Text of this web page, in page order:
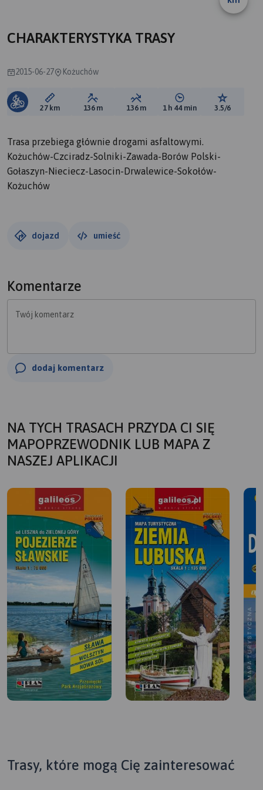
CHARAKTERYSTYKA TRASY
2015-06-27 Kożuchów
Długość trasy:
27 km Suma przewyższeń:
136 m Suma spadków:
136 m Średni czas potrzebny
1 h 44 min Ocena
3.5/6
Trasa przebiega głównie drogami asfaltowymi.
Kożuchów-Czciradz-Solniki-Zawada-Borów Polski-
Gołaszyn-Nieciecz-Lasocin-Drwalewice-Sokołów-
Kożuchów
dojazd umieść
Komentarze
Twój komentarz
dodaj komentarz
NA TYCH TRASACH PRZYDA CI SIĘ
MAPOPRZEWODNIK LUB MAPA Z
NASZEJ APLIKACJI
Trasy, które mogą Cię zainteresować